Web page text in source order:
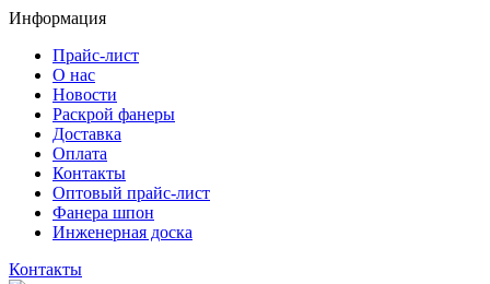
Информация
Прайс-лист
О нас
Новости
Раскрой фанеры
Доставка
Оплата
Контакты
Оптовый прайс-лист
Фанера шпон
Инженерная доска
Контакты